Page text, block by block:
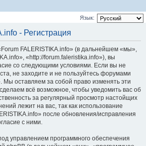
Язык:
- Регистрация
FALERISTIKA.info» (в дальнейшем «мы»,
«http://forum.faleristika.info»), вы
со следующими условиями. Если вы не
не заходите и не пользуйтесь форумами
Мы оставляем за собой право изменять эти
всё возможное, чтобы уведомить вас об
за регулярный просмотр настойщих
лежит на вас, так как использование
после обновления/исправления
с ними.
управлением программного обеспечения